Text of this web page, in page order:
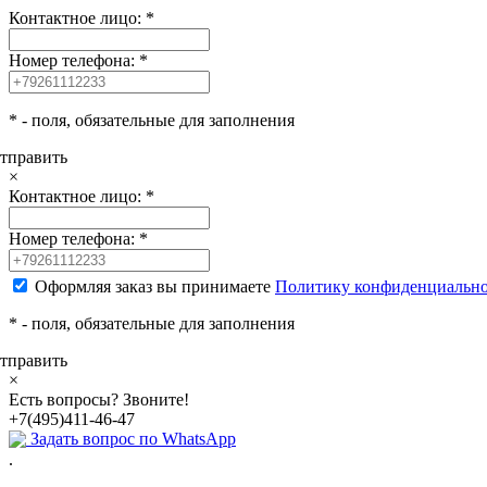
Контактное лицо: *
Номер телефона: *
* - поля, обязательные для заполнения
×
Контактное лицо: *
Номер телефона: *
Оформляя заказ вы принимаете Политику
* - поля, обязательные для заполнения
×
Есть вопросы? Звоните!
+7(495)411-46-47
Задать вопрос по WhatsApp
.